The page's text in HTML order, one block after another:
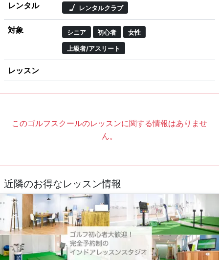
レンタル レンタルクラブ
対象 シニア 初心者 女性
上級者/アスリート
レッスン
このゴルフスクールのレッスンに関する情報はありませ
ん。
近隣のお得なレッスン情報